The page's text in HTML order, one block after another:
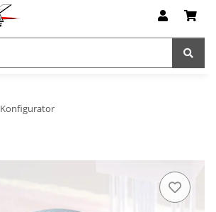
Konfigurator